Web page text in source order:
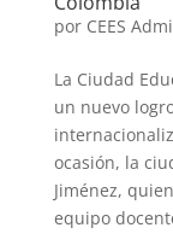
por CEES
La Ciudad
un nuevo
ocasión, la
Jiménez,
equipo